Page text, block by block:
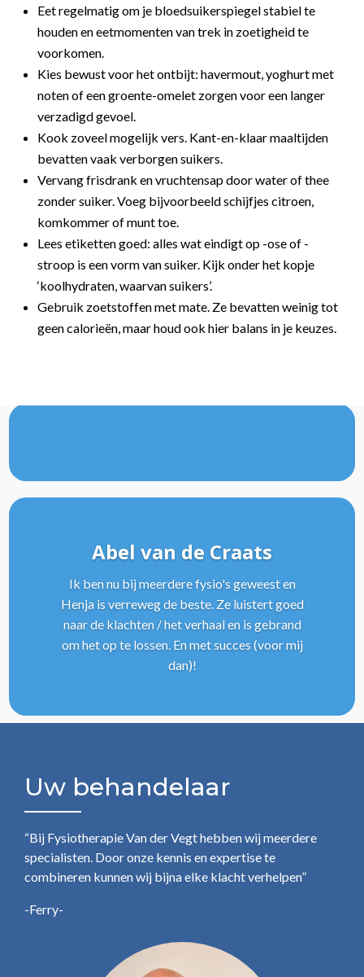
Eet regelmatig om je bloedsuikerspiegel stabiel te
houden en eetmomenten van trek in zoetigheid te
voorkomen.
Kies bewust voor het ontbijt: havermout, yoghurt met
noten of een groente-omelet zorgen voor een langer
verzadigd gevoel.
Kook zoveel mogelijk vers. Kant-en-klaar maaltijden
bevatten vaak verborgen suikers.
Vervang frisdrank en vruchtensap door water of thee
zonder suiker. Voeg bijvoorbeeld schijfjes citroen,
komkommer of munt toe.
Lees etiketten goed: alles wat eindigt op -ose of -
stroop is een vorm van suiker. Kijk onder het kopje
‘koolhydraten, waarvan suikers’.
Gebruik zoetstoffen met mate. Ze bevatten weinig tot
geen calorieën, maar houd ook hier balans in je keuzes.
Abel van de Craats
Ik ben nu bij meerdere fysio's geweest en
Henja is verreweg de beste. Ze luistert goed
naar de klachten / het verhaal en is gebrand
om het op te lossen. En met succes (voor mij
dan)!
Uw behandelaar
“Bij Fysiotherapie Van der Vegt hebben wij meerdere
specialisten. Door onze kennis en expertise te
combineren kunnen wij bijna elke klacht verhelpen”
-Ferry-